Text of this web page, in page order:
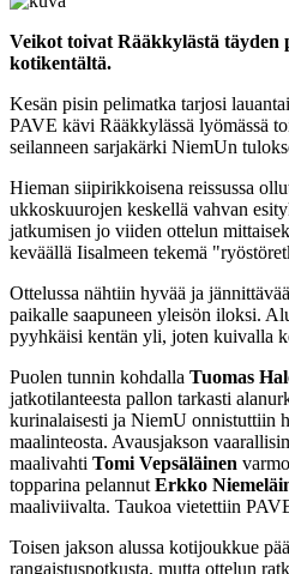
Veikot toivat Rääkkylästä täyden
kotikentältä.
Kesän pisin pelimatka tarjosi
PAVE kävi Rääkkylässä lyömässä
seilanneen sarjakärki NiemUn
Hieman siipirikkoisena reissussa
ukkoskuurojen keskellä vahvan
jatkumisen jo viiden ottelun
keväällä Iisalmeen tekemä
Ottelussa nähtiin hyvää ja
paikalle saapuneen yleisön iloksi.
pyyhkäisi kentän yli, joten kuivalla
Puolen tunnin kohdalla Tuomas
jatkotilanteesta pallon tarkasti
kurinalaisesti ja NiemU onnistuttiin
maalinteosta. Avausjakson
maalivahti Tomi Vepsäläinen
topparina pelannut Erkko
maaliviivalta. Taukoa vietettiin
Toisen jakson alussa kotijoukkue
rangaistuspotkusta, mutta ottelun